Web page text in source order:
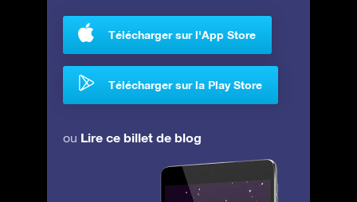
Télécharger sur l'App Store
Télécharger sur la Play Store
ou Lire ce billet de blog